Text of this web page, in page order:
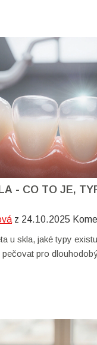
- CO TO JE,
z 24.10.2025
u skla, jaké typy
pečovat pro